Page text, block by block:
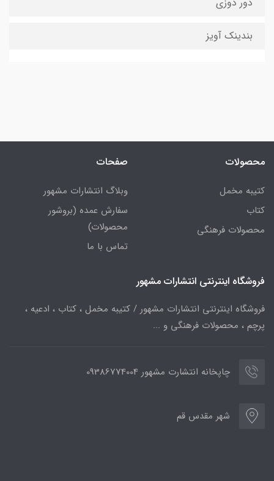
بندینک آویز
محصولات
کتیبه مخمل
کتاب
محصولات فرهنگی
صفحات
وبلاگ انتشارات مشهور
سفارش عمده (بروشور
محصولات)
تماس با ما
فروشگاه اینترنتی انتشارات مشهور
فروشگاه اینترنتی انتشارات مشهور / کتیبه مخمل ، کتاب ، ادعیه ،
پرچم ، محصولات فرهنگی و ...
چاپخانه انتشارت مشهور 09386774004
شهر مقدس قم